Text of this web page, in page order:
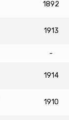
1892
1913
-
1914
1910